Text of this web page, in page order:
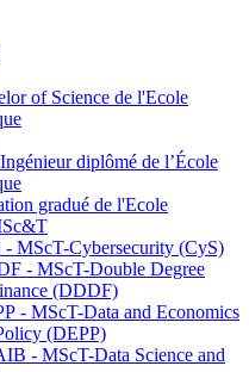
of Science de l'Ecole
diplômé de l’École
gradué de l'Ecole
MScT-Cybersecurity (CyS)
- MScT-Double Degree
(DDDF)
- MScT-Data and Economics
(DEPP)
- MScT-Data Science and